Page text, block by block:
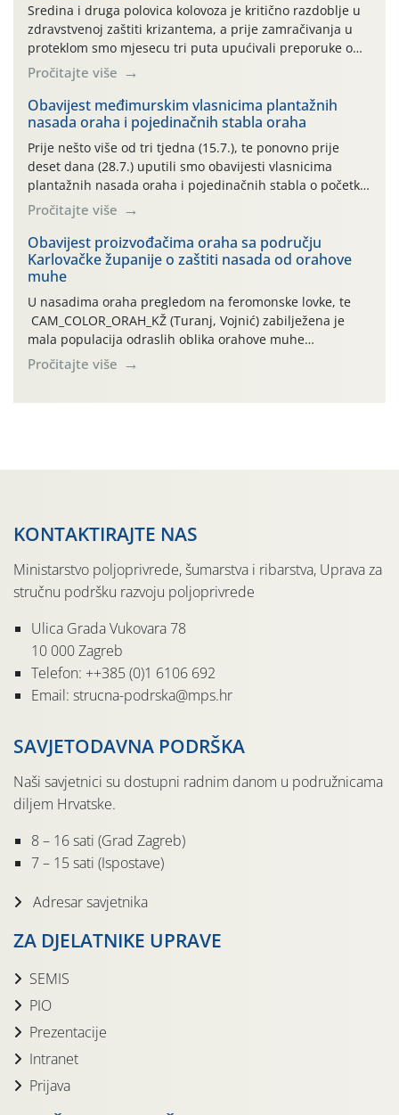
Sredina i druga polovica kolovoza je kritično razdoblje u
zdravstvenoj zaštiti krizantema, a prije zamračivanja u
proteklom smo mjesecu tri puta upućivali preporuke o
preventivnim mjerama zaštite krizantema od najčešćih
uzročnika bolesti, štetnika i fito-fagnih grinja (23.7., 14.7.,
06.7.)! Na početku ovog mjeseca je zabilježeno je
povijesno i ekstremno vruće meteorološko razdoblje, uz
najviše temperature […]
Pročitajte više
Obavijest međimurskim vlasnicima plantažnih
nasada oraha i pojedinačnih stabla oraha
Prije nešto više od tri tjedna (15.7.), te ponovno prije
deset dana (28.7.) uputili smo obavijesti vlasnicima
plantažnih nasada oraha i pojedinačnih stabla o početku
leta i ovogodišnjoj potrebi usmjerenog suzbijanja
orahove muhe (Rhagoletis completa)! Već dvanaest dana
traje drugi ovogodišnji “toplinski udar”, koji naročito
izražen zadnja šest dana (31.7.-05.8.), jer najviše
temperature zraka svakodnevno […]
Pročitajte više
Obavijest proizvođačima oraha sa području
Karlovačke županije o zaštiti nasada od orahove
muhe
U nasadima oraha pregledom na feromonske lovke, te
CAM_COLOR_ORAH_KŽ (Turanj, Vojnić) zabilježena je
mala populacija odraslih oblika orahove muhe
(Rhagoletis completa). Niska brojnost može se objasniti
činjenicom da je riječ o mladim nasadima s vrlo malim
Pročitajte više
KONTAKTIRAJTE NAS
Ministarstvo poljoprivrede, šumarstva i ribarstva, Uprava za
stručnu podršku razvoju poljoprivrede
Ulica Grada Vukovara 78
10 000 Zagreb
Telefon: ++385 (0)1 6106 692
Email: strucna-podrska@mps.hr
SAVJETODAVNA PODRŠKA
Naši savjetnici su dostupni radnim danom u podružnicama
diljem Hrvatske.
8 – 16 sati (Grad Zagreb)
7 – 15 sati (Ispostave)
Adresar savjetnika
ZA DJELATNIKE UPRAVE
SEMIS
PIO
Prezentacije
Intranet
Prijava